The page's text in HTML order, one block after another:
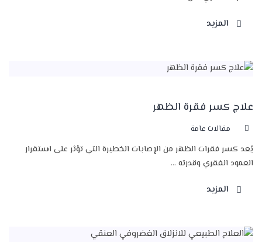
المزيد
علاج كسر فقرة الظهر
مقالات عامة
يُعد كسر فقرات الظهر من الإصابات الخطيرة التي تؤثر على استقرار
العمود الفقري وقدرته ...
المزيد